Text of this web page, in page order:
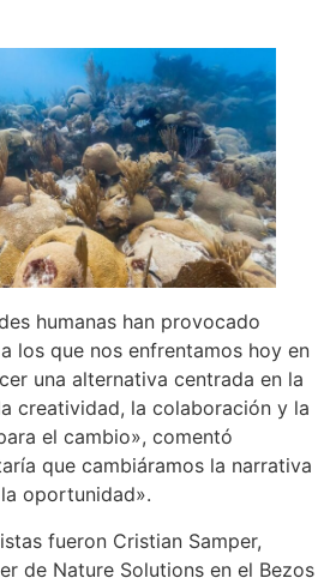
humanas han provocado
los que nos enfrentamos hoy en
una alternativa centrada en la
creatividad, la colaboración y la
el cambio», comentó
que cambiáramos la narrativa
oportunidad».
fueron Cristian Samper,
de Nature Solutions en el Bezos